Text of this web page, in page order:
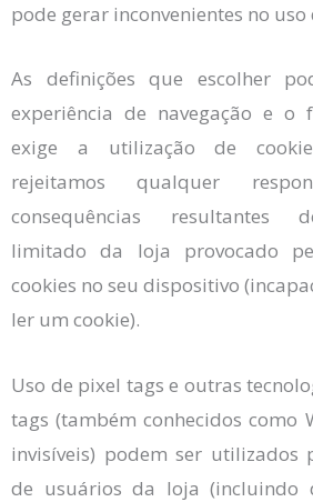
pode gerar inconvenientes no uso
As definições que escolher
experiência de navegação e o
exige a utilização de
rejeitamos qualquer
consequências resultantes
limitado da loja provocado
cookies no seu dispositivo
ler um cookie).
Uso de pixel tags e outras
tags (também conhecidos como
invisíveis) podem ser utilizados
de usuários da loja (incluindo